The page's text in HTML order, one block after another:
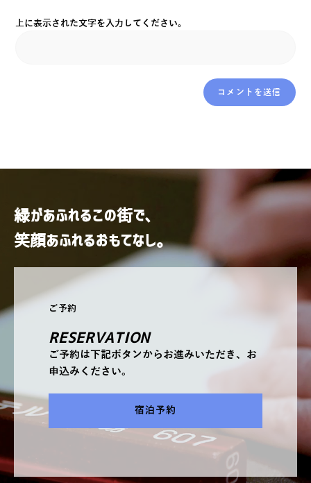
上に表示された文字を入力してください。
緑があふれるこの街で、
笑顔あふれるおもてなし。
ご予約
RESERVATION
ご予約は下記ボタンからお進みいただき、お
申込みください。
宿泊予約